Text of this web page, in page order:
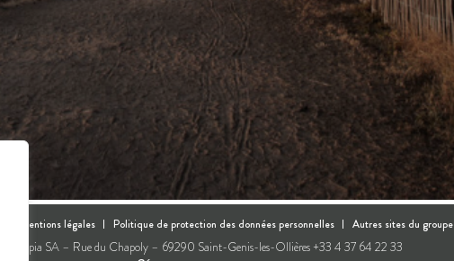
Mentions légales Politique de protection des données personnelles Autres sites du groupe
Huttopia SA – Rue du Chapoly – 69290 Saint-Genis-les-Ollières +33 4 37 64 22 33